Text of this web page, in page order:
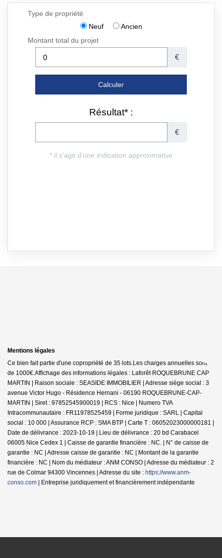
Mentions légales
Ce bien fait partie d'une copropriété de 35 lots.Les charges annuelles sont
de 1000€.Affichage des informations légales : Laforêt ROQUEBRUNE CAP
MARTIN | Raison sociale : SEASIDE IMMOBILIER | Adresse siège social : 3
avenue Victor Hugo - Résidence Hernani - 06190 ROQUEBRUNE-CAP-
MARTIN | Siret : 97852545900019 | RCS : Nice | Numero TVA
Intracommunautaire : FR11978525459 | Forme juridique : SARL | Capital
social : 10 000 | Assurance RCP : SMA BTP | Carte T : 06052023000000181 |
Date de délivrance : 2023-10-19 | Lieu de délivrance : 20 bd Carabacel
06005 Nice Cedex 1 | Caisse de garantie financière : NC. | N° de caisse de
garantie : NC | Adresse caisse de garantie : NC | Montant de la garantie
financière : NC | Nom du médiateur : ANM CONSO | Adresse du médiateur : 2
rue de Colmar 94300 Vincennes | Adresse du site : https://www.anm-
conso.com | Entreprise juridiquement et financièrement indépendante